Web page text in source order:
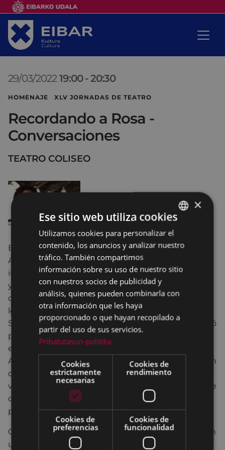
29/03/2022 19:00 -20:30
HOMENAJE XLV JORNADAS DE TEATRO
Recordando a Rosa -
Conversaciones
TEATRO COLISEO
En abril del año pasado falleció Rosa Martínez-
Alcocer, una de las actrices eibarresas más
importantes de las últimas décadas. Con cincuenta
y cuatro años y tras una larga enfermedad nos
dejaba. Inició su carrera como actriz muy joven en
los escenarios del instituto y la universidad laboral.
Se formó en el Taller de Teatro Ermua – Eibar. Formó
parte de la Compañía Geroa, en la que protagonizó
el espectáculo “doña Elvira imagínate Euskadi” de
Alfredo Amestoy. Continuó su periplo profesional en
diversas compañías. Su último trabajo lo pudimos
ver en Jornadas, el monólogo sobre Frida Kahlo, que
dirigió Paco Obregón. Trabajó como actriz,
productora formadora, creó compañías, dirigió.
Compañeras y compañeros de profesión entablarán
una conversación para recordarla: Izaskun Asua,
BASQUE
SPANISH
×
Ese sitio web utiliza cookies
Utilizamos cookies para personalizar el
contenido, los anuncios y analizar nuestro
tráfico. También compartimos
información sobre su uso de nuestro sitio
con nuestros socios de publicidad y
análisis, quienes pueden combinarla con
otra información que les haya
proporcionado o que hayan recopilado a
partir del uso de sus servicios.
Pribatutasun-politika
Cookies
estrictamente
necesarias
Cookies de
rendimiento
Cookies de
preferencias
Cookies de
funcionalidad